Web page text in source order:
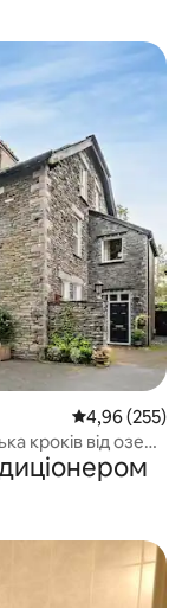
Середня
4,96 (255)
кроків від озер і